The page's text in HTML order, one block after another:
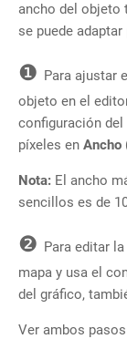
ancho del objeto
se puede
❶ Para ajustar
objeto en el
configuración
píxeles en Ancho
Nota: El ancho
sencillos es de
❷ Para editar
mapa y usa el
del gráfico,
Ver ambos